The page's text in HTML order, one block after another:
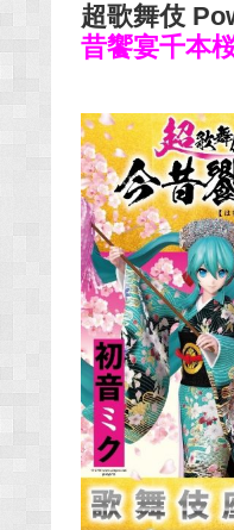
超歌舞伎
昔饗宴千本桜